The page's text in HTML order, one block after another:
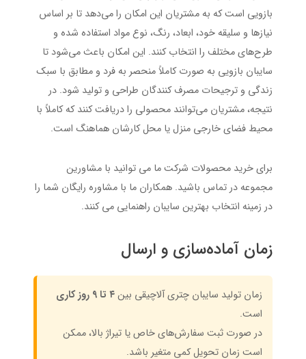
بازویی است که به مشتریان این امکان را می‌دهد تا بر اساس
نیازها و سلیقه خود، ابعاد، رنگ، نوع مواد استفاده شده و
طرح‌های مختلف را انتخاب کنند. این امکان باعث می‌شود تا
سایبان بازویی به صورت کاملاً منحصر به فرد و مطابق با سبک
زندگی و ترجیحات مصرف کنندگان طراحی و تولید شود. در
نتیجه، مشتریان می‌توانند محصولی را دریافت کنند که کاملاً با
محیط فضای خارجی منزل یا محل کارشان هماهنگ است.
برای خرید محصولات شرکت ما می توانید با مشاورین
مجموعه در تماس باشید. همکاران ما با مشاوره رایگان شما را
در زمینه انتخاب بهترین سایبان راهنمایی می کنند.
زمان آماده‌سازی و ارسال
زمان تولید سایبان چتری آلاچیقی بین۴ تا ۹ روز کاری
است.
در صورت ثبت سفارش‌های خاص یا تیراژ بالا، ممکن
است زمان تحویل کمی متغیر باشد.